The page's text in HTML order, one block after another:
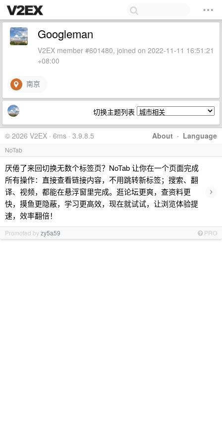
Googleman
V2EX member #601480, joined on 2022-11-11 16:51:21
+08:00
南京
切换主题列表
About · Language
© 2026 V2EX · 6ms · 3.9.8.5
NoTab
厌倦了来回切换无数个标签页？NoTab 让你在一个页面完成
所有操作：直接查看链接内容，不用跳转新标签；搜索、翻
译、视频，都能在悬浮窗里完成。逛论坛更爽，查资料更
快，摸鱼更隐蔽，学习更高效，现在就试试，让浏览体验提
速，效率翻倍！
›
Promoted byzy5a59 PRO